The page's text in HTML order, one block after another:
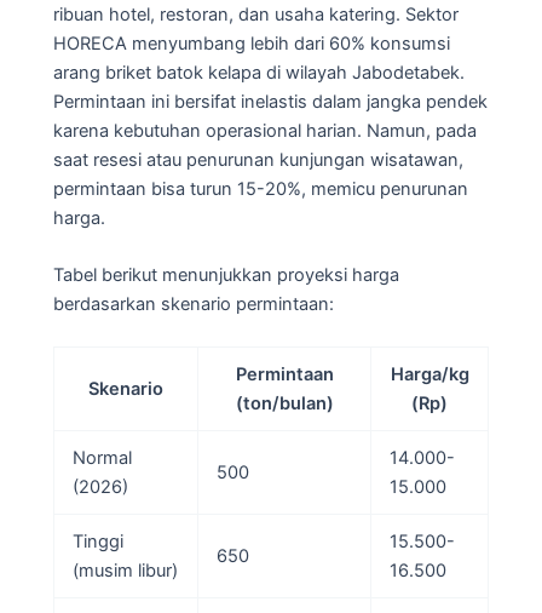
ribuan hotel, restoran, dan usaha katering. Sektor
HORECA menyumbang lebih dari 60% konsumsi
arang briket batok kelapa di wilayah Jabodetabek.
Permintaan ini bersifat inelastis dalam jangka pendek
karena kebutuhan operasional harian. Namun, pada
saat resesi atau penurunan kunjungan wisatawan,
permintaan bisa turun 15-20%, memicu penurunan
harga.
Tabel berikut menunjukkan proyeksi harga
berdasarkan skenario permintaan:
Skenario
Permintaan
(ton/bulan)
Harga/kg
(Rp)
Normal
(2026)
500
14.000-
15.000
Tinggi
(musim libur)
650
15.500-
16.500